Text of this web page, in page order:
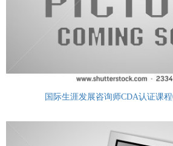
国际生涯发展咨询师CDA认证课